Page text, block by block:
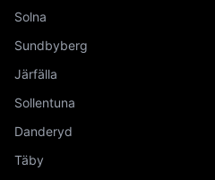
Solna
Sundbyberg
Järfälla
Sollentuna
Danderyd
Täby